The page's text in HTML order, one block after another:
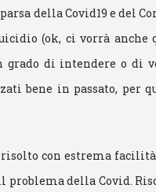
della Covid19 e del
(ok, ci vorrà anche
di intendere o di
bene in passato, per
risolto con estrema
problema della Covid.